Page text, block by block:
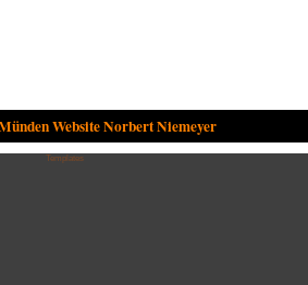
Website Norbert Niemeyer
Templates